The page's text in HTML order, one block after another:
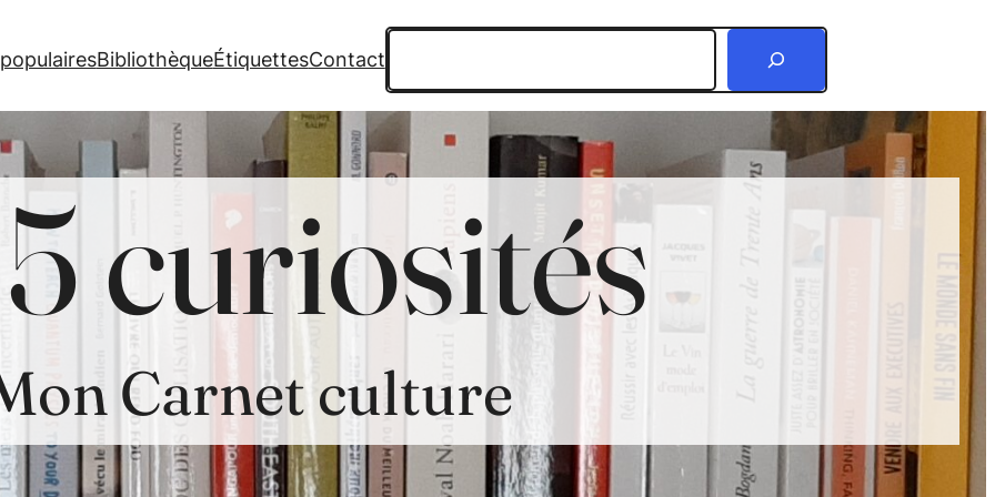
BibliothèqueÉtiquettesContact
curiosités
Carnet culture